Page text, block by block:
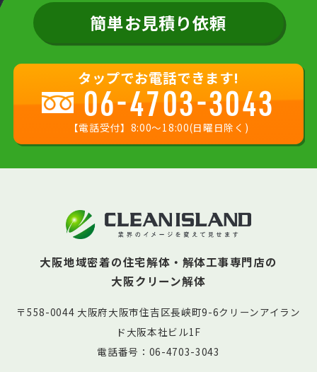
簡単お見積り依頼
タップでお電話できます!
06-4703-3043
【電話受付】8:00〜18:00(日曜日除く)
大阪地域密着の住宅解体・解体工事専門店の
大阪クリーン解体
〒558-0044 大阪府大阪市住吉区長峡町9-6クリーンアイラン
ド大阪本社ビル1F
電話番号：06-4703-3043